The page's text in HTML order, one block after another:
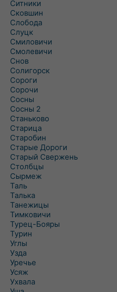
Ситники
Сковшин
Слобода
Слуцк
Смиловичи
Смолевичи
Снов
Солигорск
Сороги
Сорочи
Сосны
Сосны 2
Станьково
Старица
Старобин
Старые Дороги
Старый Свержень
Столбцы
Сырмеж
Таль
Талька
Танежицы
Тимковичи
Турец-Бояры
Турин
Углы
Узда
Уречье
Усяж
Ухвала